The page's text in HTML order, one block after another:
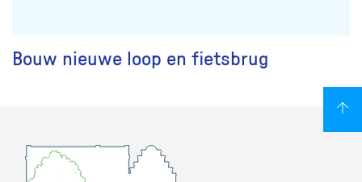
Bouw nieuwe loop en fietsbrug